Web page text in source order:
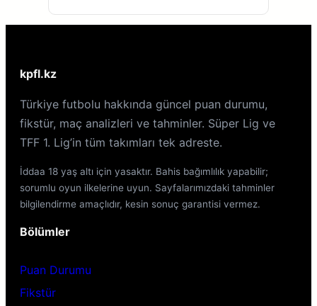
kpfl.kz
Türkiye futbolu hakkında güncel puan durumu,
fikstür, maç analizleri ve tahminler. Süper Lig ve
TFF 1. Lig’in tüm takımları tek adreste.
İddaa 18 yaş altı için yasaktır. Bahis bağımlılık yapabilir;
sorumlu oyun ilkelerine uyun. Sayfalarımızdaki tahminler
bilgilendirme amaçlıdır, kesin sonuç garantisi vermez.
Bölümler
Puan Durumu
Fikstür